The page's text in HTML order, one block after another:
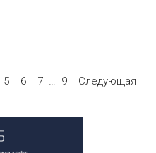
5 6 7 9 Следующая